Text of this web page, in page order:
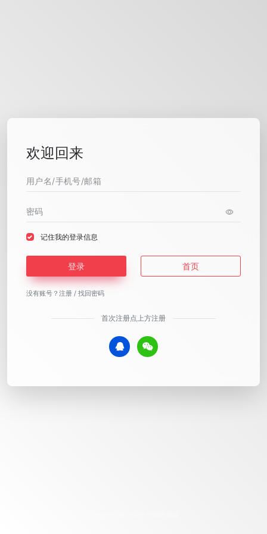
欢迎回来
记住我的登录信息
登录 首页
没有账号？ 注册 / 找回密码
首次注册点上方注册